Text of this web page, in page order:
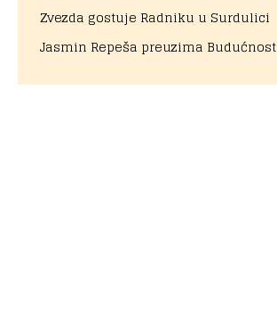
Zvezda gostuje Radniku u Surdulici
Jasmin Repeša preuzima Budućnost